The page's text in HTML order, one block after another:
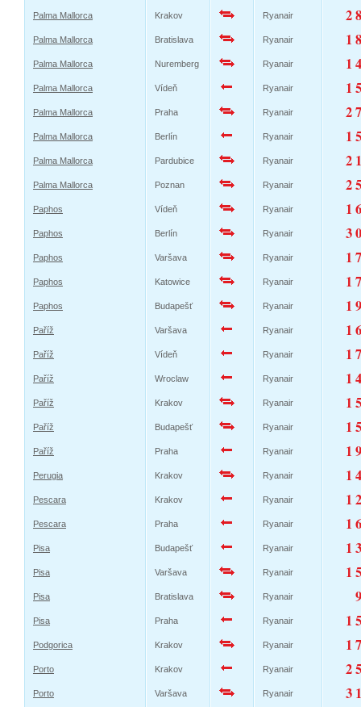
Palma Mallorca Krakov Ryanair 2
Palma Mallorca Bratislava Ryanair 1
Palma Mallorca Nuremberg Ryanair 1
Palma Mallorca Vídeň Ryanair 1
Palma Mallorca Praha Ryanair 2
Palma Mallorca Berlín Ryanair 1
Palma Mallorca Pardubice Ryanair 2
Palma Mallorca Poznan Ryanair 2
Paphos Vídeň Ryanair 1
Paphos Berlín Ryanair 3
Paphos Varšava Ryanair 1
Paphos Katowice Ryanair 1
Paphos Budapešť Ryanair 1
Paříž Varšava Ryanair 1
Paříž Vídeň Ryanair 1
Paříž Wroclaw Ryanair 1
Paříž Krakov Ryanair 1
Paříž Budapešť Ryanair 1
Paříž Praha Ryanair 1
Perugia Krakov Ryanair 1
Pescara Krakov Ryanair 1
Pescara Praha Ryanair 1
Pisa Budapešť Ryanair 1
Pisa Varšava Ryanair 1
Pisa Bratislava Ryanair
Pisa Praha Ryanair 1
Podgorica Krakov Ryanair 1
Porto Krakov Ryanair 2
Porto Varšava Ryanair 3